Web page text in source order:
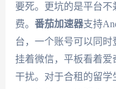
要死。更坑的是平台
费。 番茄加速器支持
台，一个账号可以同
挂着微信，平板看着爱
干扰。对于合租的留